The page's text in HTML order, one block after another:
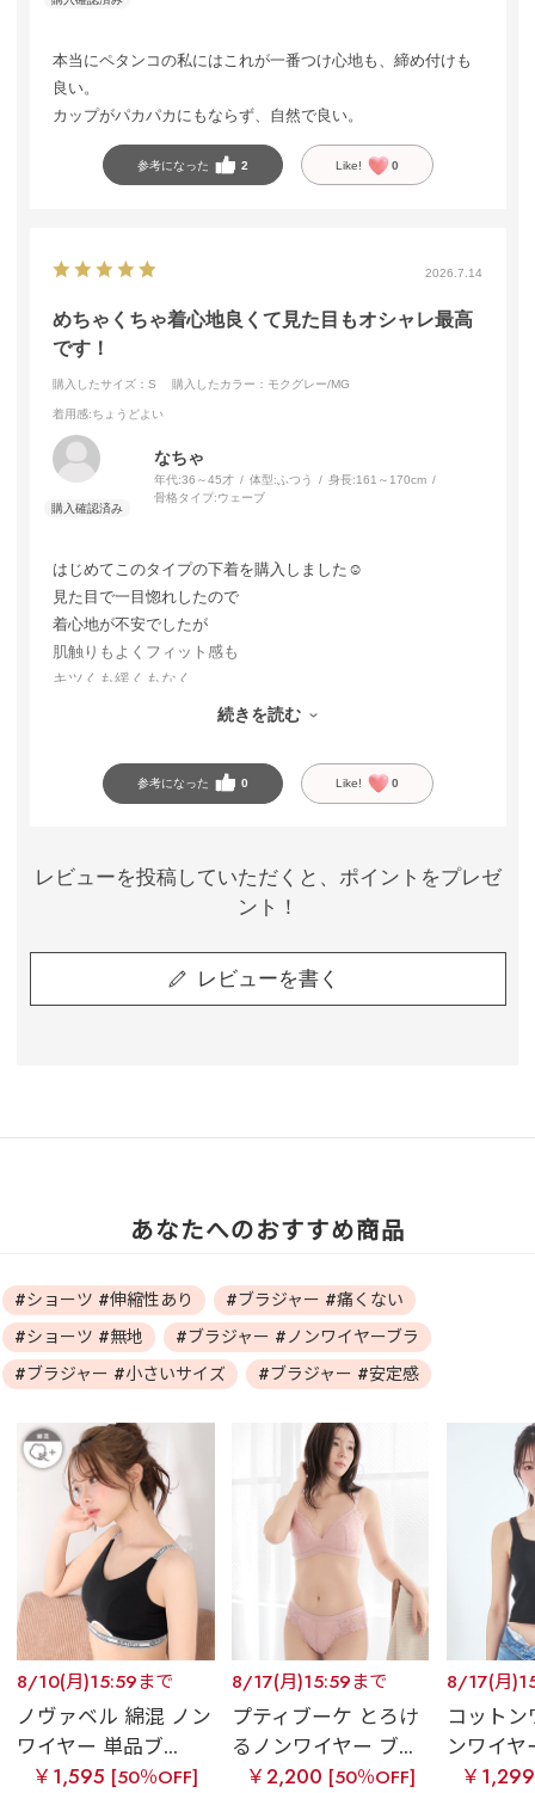
本当にペタンコの私にはこれが一番つけ心地も、締め付けも
良い。
カップがパカパカにもならず、自然で良い。
参考になった 2 Like! 0
2026.7.14
めちゃくちゃ着心地良くて見た目もオシャレ最高
です！
購入したサイズ：S 購入したカラー：モクグレー/MG
着用感:ちょうどよい
なちゃ
年代:36～45才 体型: ふつう 身長:161～170cm
骨格タイプ:ウェーブ
はじめてこのタイプの下着を購入しました☺️
見た目で一目惚れしたので
着心地が不安でしたが
肌触りもよくフィット感も
キツくも緩くもなく
続きを読む
参考になった 0 Like! 0
レビューを投稿していただくと、ポイントをプレゼ
ント！
レビューを書く
あなたへのおすすめ商品
#ショーツ #伸縮性あり
#ブラジャー #痛くない
#ショーツ #無地
#ブラジャー #ノンワイヤーブラ
#ブラジャー #小さいサイズ
#ブラジャー #安定感
8/10(月)15:59まで
ノヴァベル 綿混 ノン
ワイヤー 単品ブ...
￥1,595 [50％OFF]
8/17(月)15:59まで
プティブーケ とろけ
るノンワイヤー ブ...
￥2,200 [50％OFF]
8/17(月
コット
ンワイヤ
￥